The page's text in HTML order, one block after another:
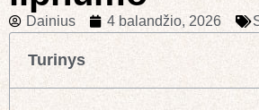
Dainius 4 balandžio, 2026
Turinys